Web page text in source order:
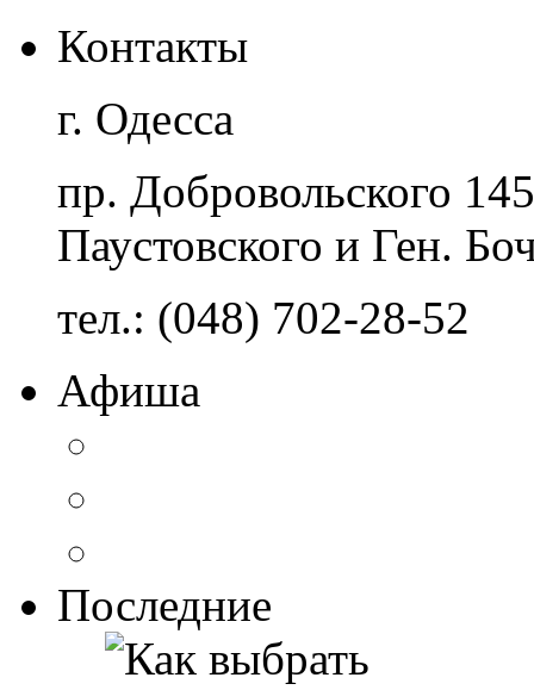
Контакты
г. Одесса
пр. Добровольского
Паустовского и Ген.
тел.: (048) 702-28-52
Афиша
Последние